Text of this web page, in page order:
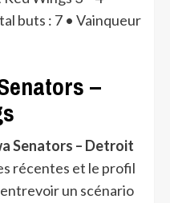
buts : 7 • Vainqueur
–
Senators – Detroit
récentes et le profil
un scénario